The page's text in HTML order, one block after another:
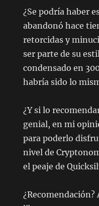
¿Se podría haber
abandonó hace
retorcidas y
ser parte de su
condensado en
habría sido lo
¿Y si lo
genial, en mi
para poderlo
nivel de
el peaje de